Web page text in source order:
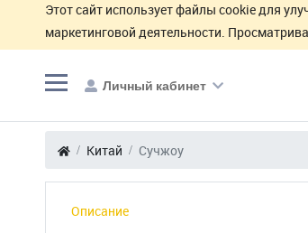
Этот сайт использует файлы cookie для
маркетинговой деятельности.
Личный кабинет
Китай Сучжоу
Описание